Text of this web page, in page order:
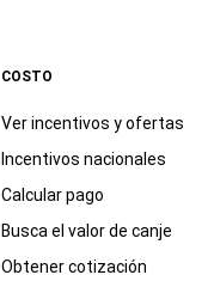
COSTO
Ver incentivos y ofertas
Incentivos nacionales
Calcular pago
Busca el valor de canje
Obtener cotización